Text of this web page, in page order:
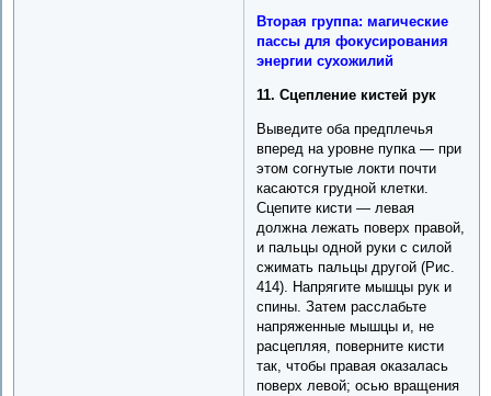
Вторая группа: магические
пассы для фокусирования
энергии сухожилий
11. Сцепление кистей рук
Выведите оба предплечья
вперед на уровне пупка — при
этом согнутые локти почти
касаются грудной клетки.
Сцепите кисти — левая
должна лежать поверх правой,
и пальцы одной руки с силой
сжимать пальцы другой (Рис.
414). Напрягите мышцы рук и
спины. Затем расслабьте
напряженные мышцы и, не
расцепляя, поверните кисти
так, чтобы правая оказалась
поверх левой; осью вращения